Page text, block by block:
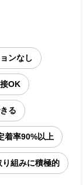
ンなし
OK
る
着率90%以上
組みに積極的